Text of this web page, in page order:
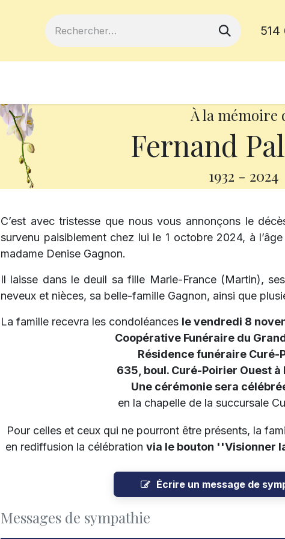
514
À la mémoire
Fernand
1932 - 2024
C’est avec tristesse que nous vous annonçons le
survenu paisiblement chez lui le 1 octobre 2024, à
madame Denise Gagnon.
Il laisse dans le deuil sa fille Marie-France (Martin),
neveux et nièces, sa belle-famille Gagnon, ainsi que
La famille recevra les condoléances le vendredi 8
Coopérative Funéraire du
Résidence funéraire Curé-
635, boul. Curé-Poirier Ouest à
Une cérémonie sera
en la chapelle de la succursale
Pour celles et ceux qui ne pourront être présents, la
en rediffusion la célébration via le bouton ''Visionner
Écrire un message de
Messages de sympathie